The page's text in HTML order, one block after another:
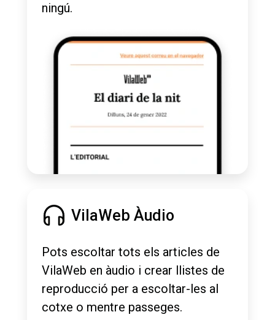
ningú.
VilaWeb Àudio
Pots escoltar tots els articles de
VilaWeb en àudio i crear llistes de
reproducció per a escoltar-les al
cotxe o mentre passeges.